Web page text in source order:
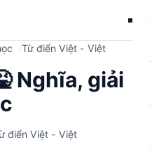
Từ điển Việt - Việt
Nghĩa, giải
điển Việt - Việt